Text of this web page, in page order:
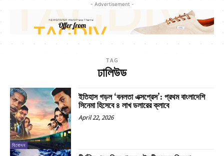
- Advertisement -
TAG
ঢালিউড
বিনোদন
ইতিহাস গড়ল ‘বনলতা এক্সপ্রেস’: প্রথম বাংলাদেশি
সিনেমা হিসেবে ৪ লাখ ডলারের ক্লাবে
April 22, 2026